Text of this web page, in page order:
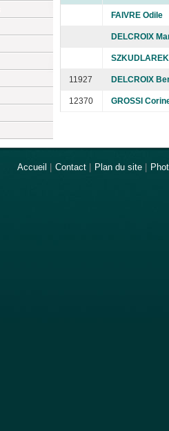
FAIVRE Odile
DELCROIX
11927 DELCROIX
12370 GROSSI
Accueil | Contact | Plan du site |